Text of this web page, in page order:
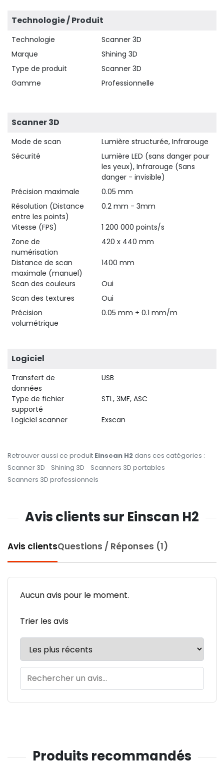
Technologie / Produit
Technologie
Scanner 3D
Marque
Shining 3D
Type de produit
Scanner 3D
Gamme
Professionnelle
Scanner 3D
Mode de scan
Lumière structurée, Infrarouge
Sécurité
Lumière LED (sans danger pour
les yeux), Infrarouge (Sans
danger - invisible)
Précision maximale
0.05 mm
Résolution (Distance
entre les points)
0.2 mm - 3mm
Vitesse (FPS)
1 200 000 points/s
Zone de
numérisation
420 x 440 mm
Distance de scan
maximale (manuel)
1400 mm
Scan des couleurs
Oui
Scan des textures
Oui
Précision
volumétrique
0.05 mm + 0.1 mm/m
Logiciel
Transfert de
données
USB
Type de fichier
supporté
STL, 3MF, ASC
Logiciel scanner Exscan
Retrouver aussi ce produit Einscan H2dans ces catégories :
Scanner 3D
Shining 3D
Scanners 3D portables
Scanners 3D professionnels
Avis clients sur Einscan H2
Avis clientsQuestions / Réponses (1)
Aucun avis pour le moment.
Trier les avis
Produits recommandés